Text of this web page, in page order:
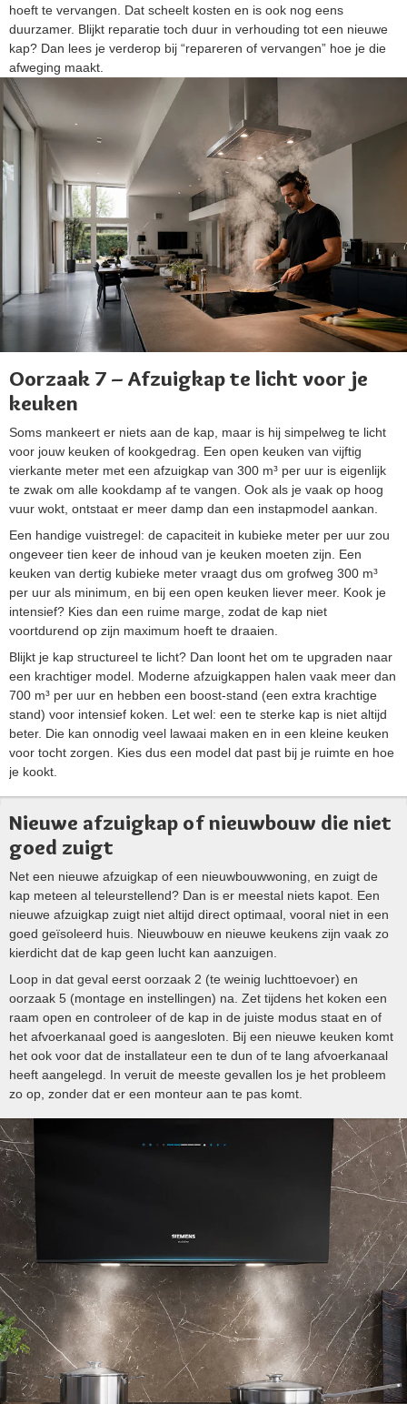
hoeft te vervangen. Dat scheelt kosten en is ook nog eens
duurzamer. Blijkt reparatie toch duur in verhouding tot een nieuwe
kap? Dan lees je verderop bij “repareren of vervangen” hoe je die
afweging maakt.
Oorzaak 7 – Afzuigkap te licht voor je
keuken
Soms mankeert er niets aan de kap, maar is hij simpelweg te licht
voor jouw keuken of kookgedrag. Een open keuken van vijftig
vierkante meter met een afzuigkap van 300 m³ per uur is eigenlijk
te zwak om alle kookdamp af te vangen. Ook als je vaak op hoog
vuur wokt, ontstaat er meer damp dan een instapmodel aankan.
Een handige vuistregel: de capaciteit in kubieke meter per uur zou
ongeveer tien keer de inhoud van je keuken moeten zijn. Een
keuken van dertig kubieke meter vraagt dus om grofweg 300 m³
per uur als minimum, en bij een open keuken liever meer. Kook je
intensief? Kies dan een ruime marge, zodat de kap niet
voortdurend op zijn maximum hoeft te draaien.
Blijkt je kap structureel te licht? Dan loont het om te upgraden naar
een krachtiger model. Moderne afzuigkappen halen vaak meer dan
700 m³ per uur en hebben een boost-stand (een extra krachtige
stand) voor intensief koken. Let wel: een te sterke kap is niet altijd
beter. Die kan onnodig veel lawaai maken en in een kleine keuken
voor tocht zorgen. Kies dus een model dat past bij je ruimte en hoe
je kookt.
Nieuwe afzuigkap of nieuwbouw die niet
goed zuigt
Net een nieuwe afzuigkap of een nieuwbouwwoning, en zuigt de
kap meteen al teleurstellend? Dan is er meestal niets kapot. Een
nieuwe afzuigkap zuigt niet altijd direct optimaal, vooral niet in een
goed geïsoleerd huis. Nieuwbouw en nieuwe keukens zijn vaak zo
kierdicht dat de kap geen lucht kan aanzuigen.
Loop in dat geval eerst oorzaak 2 (te weinig luchttoevoer) en
oorzaak 5 (montage en instellingen) na. Zet tijdens het koken een
raam open en controleer of de kap in de juiste modus staat en of
het afvoerkanaal goed is aangesloten. Bij een nieuwe keuken komt
het ook voor dat de installateur een te dun of te lang afvoerkanaal
heeft aangelegd. In veruit de meeste gevallen los je het probleem
zo op, zonder dat er een monteur aan te pas komt.